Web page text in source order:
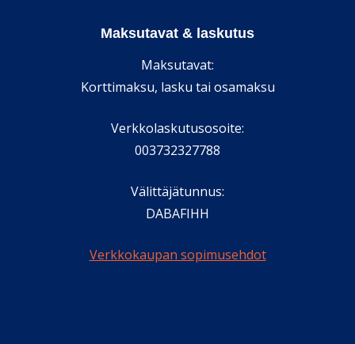
Maksutavat & laskutus
Maksutavat:
Korttimaksu, lasku tai osamaksu
Verkkolaskutusosoite:
003732327788
Välittäjätunnus:
DABAFIHH
Verkkokaupan sopimusehdot